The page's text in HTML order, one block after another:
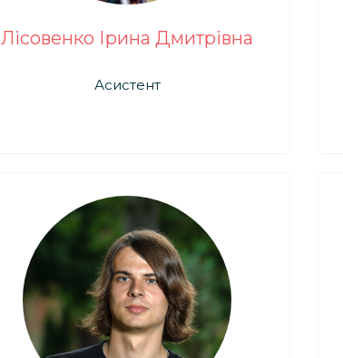
Лісовенко Ірина Дмитрівна
Асистент